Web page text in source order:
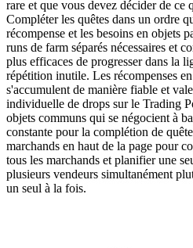
rare et que vous devez décider de ce
Compléter les quêtes dans un ordre
récompense et les besoins en objets
runs de farm séparés nécessaires et
plus efficaces de progresser dans la
répétition inutile. Les récompenses
s'accumulent de manière fiable et
individuelle de drops sur le Trading
objets communs qui se négocient à
constante pour la complétion de
marchands en haut de la page pour
tous les marchands et planifier une
plusieurs vendeurs simultanément
un seul à la fois.